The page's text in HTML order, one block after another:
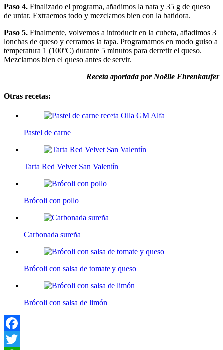
Paso 4. Finalizado el programa, añadimos la nata y 35 g de queso
de untar. Extraemos todo y mezclamos bien con la batidora.
Paso 5. Finalmente, volvemos a introducir en la cubeta, añadimos 3
lonchas de queso y cerramos la tapa. Programamos en modo guiso a
temperatura 1 (100ºC) durante 5 minutos para derretir el queso.
Mezclamos bien el queso antes de servir.
Receta aportada por Noëlle Ehrenkaufer
Otras recetas:
Pastel de carne
Tarta Red Velvet San Valentín
Brócoli con pollo
Carbonada sureña
Brócoli con salsa de tomate y queso
Brócoli con salsa de limón
Facebook